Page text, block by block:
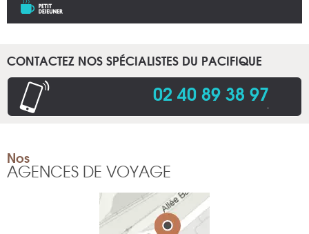
CONTACTEZ NOS SPÉCIALISTES DU PACIFIQUE
02 40 89 38 97.
Nos
AGENCES DE VOYAGE